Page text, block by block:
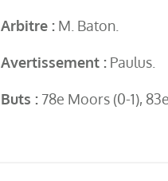
Arbitre : M. Baton.
Avertissement : Paulus.
Buts : 78e Moors (0-1),